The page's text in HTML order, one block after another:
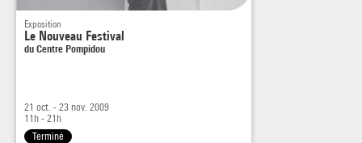
Exposition
Le Nouveau Festival
du Centre Pompidou
21 oct. - 23 nov. 2009
11h - 21h
Terminé